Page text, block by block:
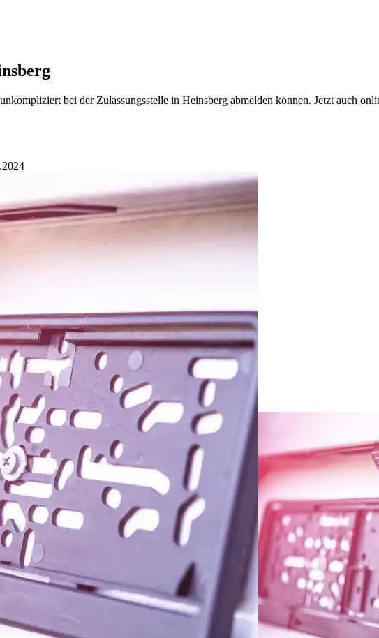
bei der Zulassungsstelle in Heinsberg abmelden können. Jetzt auch